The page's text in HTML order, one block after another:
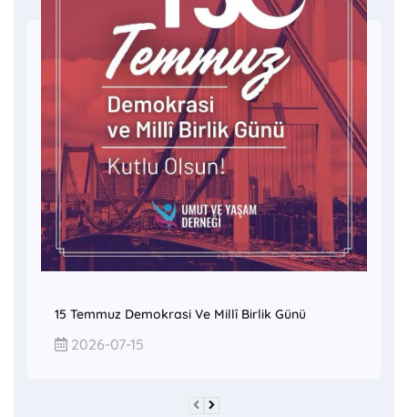
15 Temmuz Demokrasi Ve Millî Birlik Günü
2026-07-15